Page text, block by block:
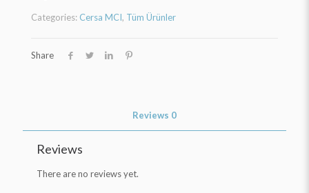
Categories: Cersa MCI, Tüm Ürünler
Share
Reviews 0
Reviews
There are no reviews yet.